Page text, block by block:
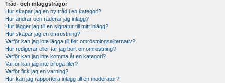
Tråd- och inläggsfrågor
Hur skapar jag en ny tråd i en kategori?
Hur ändrar och raderar jag inlägg?
Hur lägger jag till en signatur till mitt inlägg?
Hur skapar jag en omröstning?
Varför kan jag inte lägga till fler omröstningsalternativ?
Hur redigerar eller tar jag bort en omröstning?
Varför kan jag inte komma åt en kategori?
Varför kan jag inte bifoga filer?
Varför fick jag en varning?
Hur kan jag rapportera inlägg till en moderator?